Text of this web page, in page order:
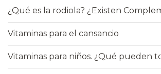
¿Qué es la rodiola? ¿Existen
Vitaminas para el cansancio
Vitaminas para niños. ¿Qué pueden